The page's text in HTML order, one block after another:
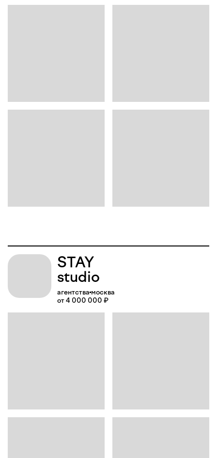
STAY
studio
агентства москва
от 4 000 000 ₽